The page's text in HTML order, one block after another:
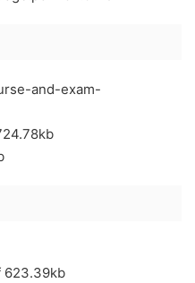
and-exam-
623.39kb